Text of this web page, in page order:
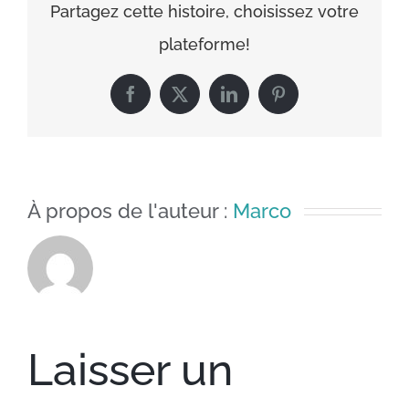
Partagez cette histoire, choisissez votre
plateforme!
Facebook
X LinkedInPinterest
À propos de l'auteur : Marco
Laisser un